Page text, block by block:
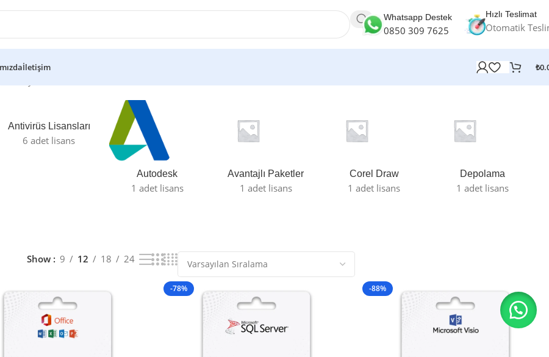
Whatsapp Destek
0850 309 7625
Hızlı Teslimat
Otomatik
İletişim ₺
Antivirüs Lisansları
6 adet lisans
Autodesk
1 adet lisans
Avantajlı Paketler
1 adet lisans
Corel Draw
1 adet lisans
Depolama
1 adet lisans
Show 9 12 18 24
-78% -88%